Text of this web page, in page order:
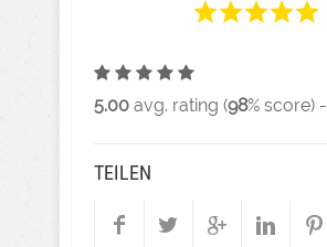
5.00 avg. rating (98% score) -
TEILEN